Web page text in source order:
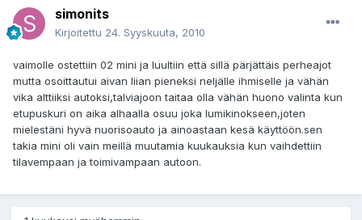
simonits
Kirjoitettu 24. Syyskuuta, 2010
vaimolle ostettiin 02 mini ja luultiin että sillä pärjättäis perheajot
mutta osoittautui aivan liian pieneksi neljälle ihmiselle ja vähän
vika alttiiksi autoksi,talviajoon taitaa olla vähän huono valinta kun
etupuskuri on aika alhaalla osuu joka lumikinokseen,joten
mielestäni hyvä nuorisoauto ja ainoastaan kesä käyttöön.sen
takia mini oli vain meillä muutamia kuukauksia kun vaihdettiin
tilavempaan ja toimivampaan autoon.